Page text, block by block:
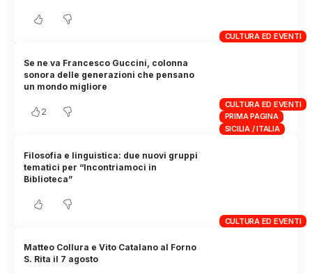
CULTURA ED EVENTI
CULTURA ED EVENTI
PRIMA PAGINA
SICILIA / ITALIA
Se ne va Francesco Guccini, colonna
sonora delle generazioni che pensano
un mondo migliore
2
CULTURA ED EVENTI
Filosofia e linguistica: due nuovi gruppi
tematici per “Incontriamoci in
Biblioteca”
Matteo Collura e Vito Catalano al Forno
S. Rita il 7 agosto